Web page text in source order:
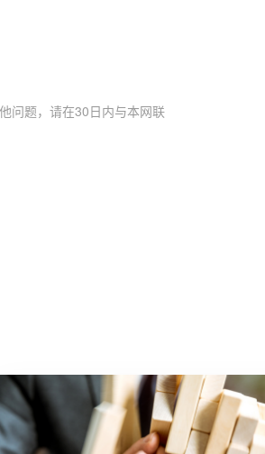
问题，请在30日内与本网联